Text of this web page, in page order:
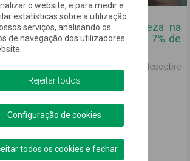
de 100 mil produtos de beleza na
preços e acumula ainda 7% de
mealheiro!
marcas estão na Qathu! Entra e descobre
te oferecer.
Comprar online
Podemos ajudar?
o website, e para medir e
estatísticas sobre a utilização
serviços, analisando os
de navegação dos utilizadores
Configuração de cookies
Rejeitar todos
todos os cookies e fechar